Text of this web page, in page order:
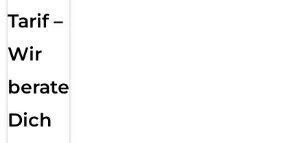
Tarif –
Wir
beraten
Dich